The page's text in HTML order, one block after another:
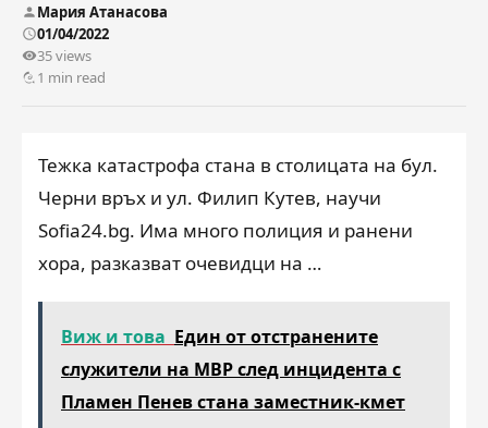
Мария Атанасова
01/04/2022
35 views
1 min read
Тежка катастрофа стана в столицата на бул.
Черни връх и ул. Филип Кутев, научи
Sofia24.bg. Има много полиция и ранени
хора, разказват очевидци на …
Виж и това Един от отстранените
служители на МВР след инцидента с
Пламен Пенев стана заместник-кмет